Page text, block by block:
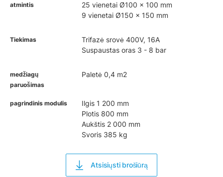
atmintis
25 vienetai Ø100 x 100 mm
9 vienetai Ø150 x 150 mm
Tiekimas
Trifazė srovė 400V, 16A
Suspaustas oras 3 - 8 bar
medžiagų
paruošimas
Paletė 0,4 m2
pagrindinis modulis
Ilgis 1 200 mm
Plotis 800 mm
Aukštis 2 000 mm
Svoris 385 kg
Atsisiųsti brošiūrą